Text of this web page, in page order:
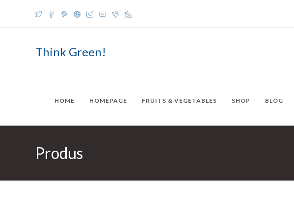
content
Think Green!
HOME HOMEPAGE FRUITS & VEGETABLES SHOP BLOG
Produs